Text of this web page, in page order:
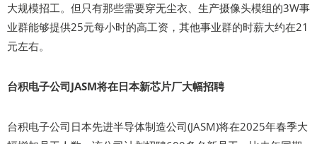
大规模招工。但只有那些需要穿无尘衣、生产摄像头模组的3W事
业群能够提供25元每小时的高工资，其他事业群的时薪大约在21
元左右。
台积电子公司JASM将在日本新芯片厂大幅招聘
台积电子公司日本先进半导体制造公司(JASM)将在2025年春季大